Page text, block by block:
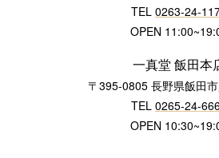
TEL 0263-24-
OPEN
一真堂 飯田本
〒395-0805 長野県飯田
TEL 0265-24-
OPEN